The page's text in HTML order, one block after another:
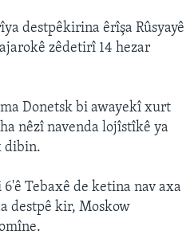
destpêkirina êrîşa Rûsyayê
zêdetirî 14 hezar
Donetsk bi awayekî xurt
nêzî navenda lojîstîkê ya
dibin.
Tebaxê de ketina nav axa
destpê kir, Moskow